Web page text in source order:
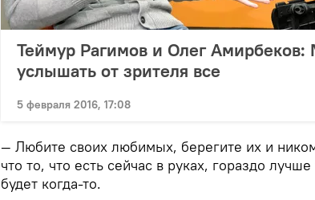
Теймур Рагимов и Олег Амирбеков:
услышать от зрителя все
5 февраля 2016, 17:08
— Любите своих любимых, берегите их и
что то, что есть сейчас в руках, гораздо
будет когда-то.